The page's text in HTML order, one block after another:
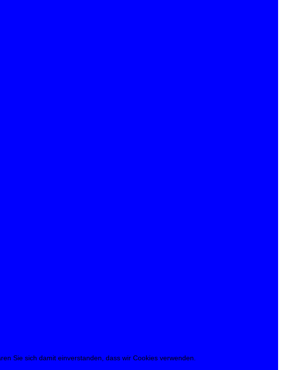
Sie sich damit einverstanden, dass wir Cookies verwenden.